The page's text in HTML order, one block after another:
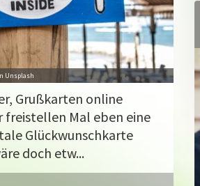
Unsplash
Grußkarten online
freistellen Mal eben eine
Glückwunschkarte
doch etw...